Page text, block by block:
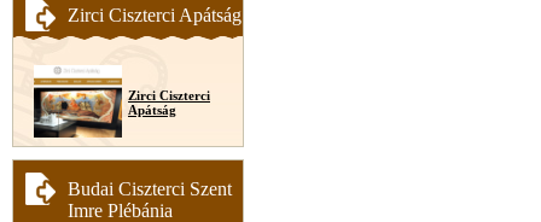
Zirci Ciszterci Apátság
Zirci Ciszterci
Apátság
Budai Ciszterci Szent
Imre Plébánia